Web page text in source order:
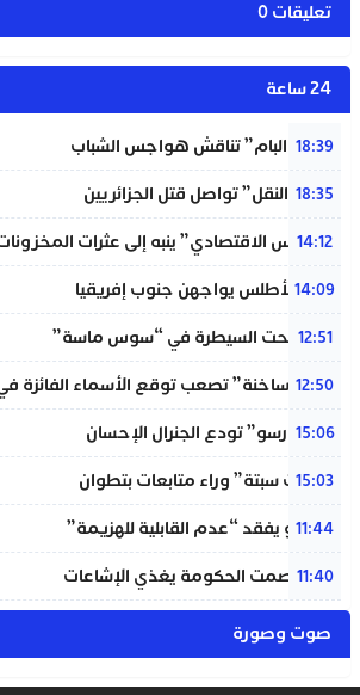
تعليقات 0
24 ساعة
18:39
شبيبة “البام” تناقش هواجس الشباب
18:35
“خردة النقل” تواصل قتل الجزائريين
14:12
“المجلس الاقتصادي” ينبه إلى عثرات
14:09
لبؤات الأطلس يواجهن جنوب إفريقيا
12:51
حريق تحت السيطرة في “سوس ماسة”
12:50
“دوائر ساخنة” تصعب توقع الأسماء الفائزة في
15:06
“المينورسو” تودع الجنرال الإحسان
15:03
“أحداث سبتة” وراء متابعات بتطوان
11:44
إنفانتينو يفقد “عدم القابلية للهزيمة”
11:40
بنعلي: صمت الحكومة يغذي الإشاعات
صوت وصورة